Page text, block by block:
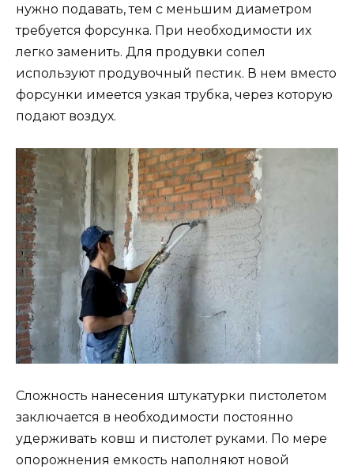
нужно подавать, тем с меньшим диаметром
требуется форсунка. При необходимости их
легко заменить. Для продувки сопел
используют продувочный пестик. В нем вместо
форсунки имеется узкая трубка, через которую
подают воздух.
Сложность нанесения штукатурки пистолетом
заключается в необходимости постоянно
удерживать ковш и пистолет руками. По мере
опорожнения емкость наполняют новой